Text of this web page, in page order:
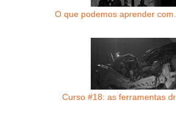
O que podemos aprender
Curso #18: as ferramentas